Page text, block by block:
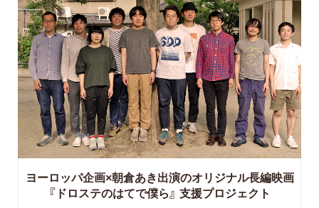
ヨーロッパ企画×朝倉あき出演のオリジナル長編映画
『ドロステのはてで僕ら』 支援プロジェクト